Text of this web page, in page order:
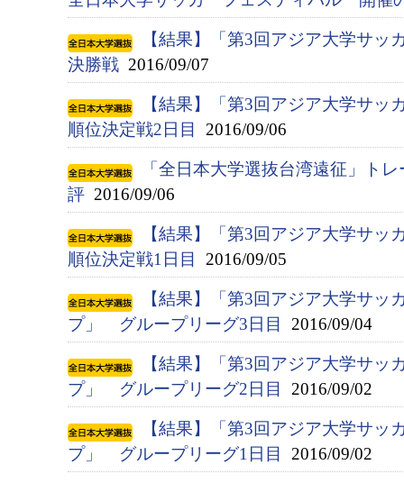
【結果】「第3回アジア大学サッ
決勝戦 2016/09/07
【結果】「第3回アジア大学サッ
順位決定戦2日目
2016/09/06
「全日本大学選抜台湾遠征」ト
評 2016/09/06
【結果】「第3回アジア大学サッ
順位決定戦1日目
2016/09/05
【結果】「第3回アジア大学サッ
プ」 グループリーグ3日目
2016/09/04
【結果】「第3回アジア大学サッ
プ」 グループリーグ2日目
2016/09/02
【結果】「第3回アジア大学サッ
プ」 グループリーグ1日目
2016/09/02